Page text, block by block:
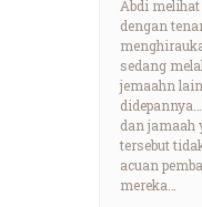
Abdi
dengan
sedang
jemaahn
didepannya…
dan jamaah
tersebut
acuan
mereka…